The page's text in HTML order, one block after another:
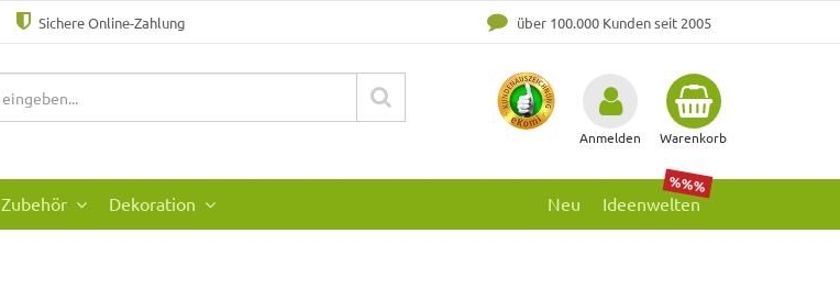
Sichere Online-Zahlung über 100.000 Kunden seit 2005
Anmelden Warenkorb
Zubehör Dekoration Ideenwelten
%%%
Neu